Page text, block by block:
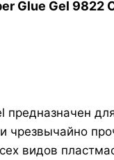
Glue Gel 9822
предназначен
чрезвычайно
видов